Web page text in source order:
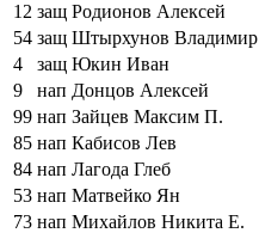
12 защ Родионов Алексей
54 защ Штырхунов Владимир
4
защ Юкин Иван
9
нап Донцов Алексей
99 нап Зайцев Максим П.
85 нап Кабисов Лев
84 нап Лагода Глеб
53 нап Матвейко Ян
73 нап Михайлов Никита Е.